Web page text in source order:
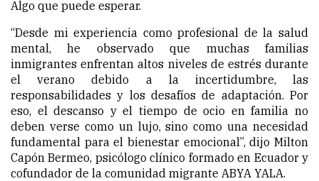
Algo que puede esperar.
“Desde mi experiencia como profesional de la salud
mental, he observado que muchas familias
inmigrantes enfrentan altos niveles de estrés durante
el verano debido a la incertidumbre, las
responsabilidades y los desafíos de adaptación. Por
eso, el descanso y el tiempo de ocio en familia no
deben verse como un lujo, sino como una necesidad
fundamental para el bienestar emocional”, dijo Milton
Capón Bermeo, psicólogo clínico formado en Ecuador y
cofundador de la comunidad migrante ABYA YALA.